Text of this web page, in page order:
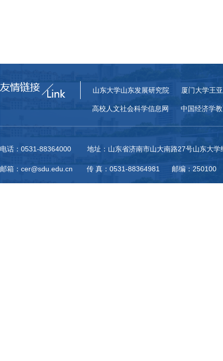
山东大学山东发展研究院 厦门大学王
高校人文社会科学信息网 中国经济学
电话：0531-88364000 地址：山东省济南市山大南路27号山东大学
邮箱：cer@sdu.edu.cn 传 真：0531-88364981 邮编：250100